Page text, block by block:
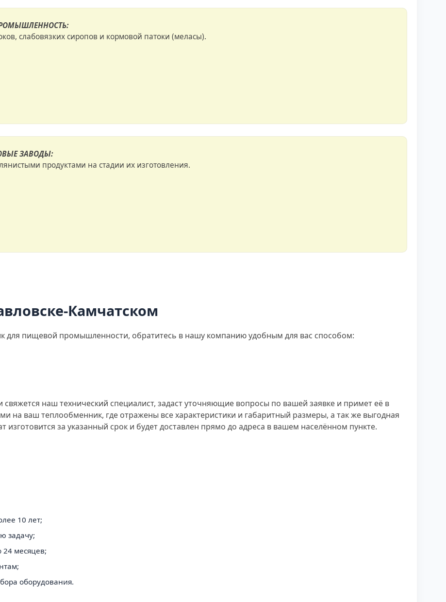
слабовязких сиропов и кормовой патоки (меласы).
ЗАВОДЫ:
продуктами на стадии их изготовления.
Камчатском
для пищевой промышленности, обратитесь в нашу компанию удобным для вас способом:
наш технический специалист, задаст уточняющие вопросы по вашей заявке и примет её в
на ваш теплообменник, где отражены все характеристики и габаритный размеры, а так же выгодная
за указанный срок и будет доставлен прямо до адреса в вашем населённом пункте.
10 лет;
задачу;
месяцев;
оборудования.